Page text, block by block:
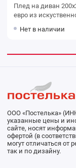
Плед на диван 200х220
евро из
Нет в наличии
ООО «Постелька»
указанные цены и
сайте, носят
офертой (в
могут отличаться от
так и по дизайну.